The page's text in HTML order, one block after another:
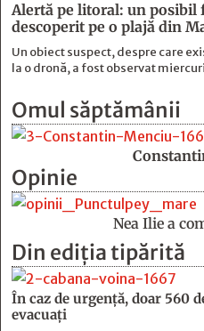
Alertă pe litoral: un posibil
descoperit pe o plajă din
Un obiect suspect, despre care
la o dronă, a fost observat
Omul săptămânii
Opinie
Nea Ilie a
Din ediția tipărită
În caz de urgență, doar 560
evacuați